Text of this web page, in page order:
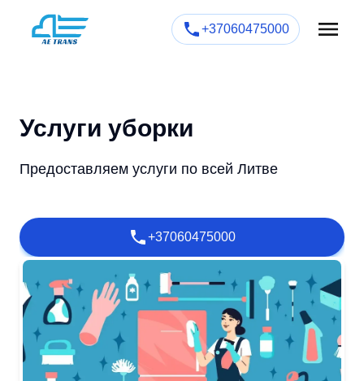
+37060475000
Услуги уборки
Предоставляем услуги по всей Литве
+37060475000